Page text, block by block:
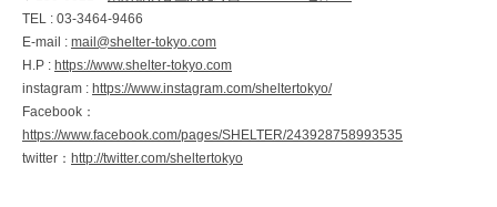
TEL : 03-3464-9466
E-mail : mail@shelter-tokyo.com
H.P : https://www.shelter-tokyo.com
instagram : https://www.instagram.com/sheltertokyo/
Facebook：
https://www.facebook.com/pages/SHELTER/243928758993535
twitter： http://twitter.com/sheltertokyo